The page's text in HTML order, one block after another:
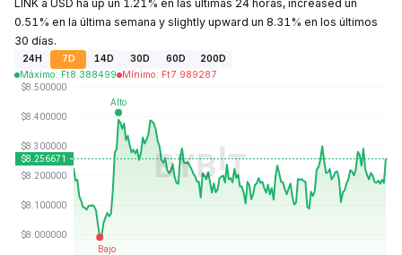
LINK a USD ha up un 1.21% en las últimas 24 horas, increased un
0.51% en la última semana y slightly upward un 8.31% en los últimos
30 días.
24H 7D 14D 30D 60D
200D
Máximo: Ft8.388499 Mínimo: Ft7.989287
Última actualización: 2026-08-08, 04:30 GMT+0